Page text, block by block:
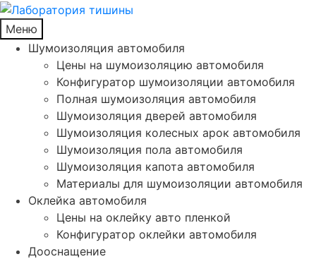
Меню
Шумоизоляция автомобиля
Цены на шумоизоляцию автомобиля
Конфигуратор шумоизоляции автомобиля
Полная шумоизоляция автомобиля
Шумоизоляция дверей автомобиля
Шумоизоляция колесных арок автомобиля
Шумоизоляция пола автомобиля
Шумоизоляция капота автомобиля
Материалы для шумоизоляции автомобиля
Оклейка автомобиля
Цены на оклейку авто пленкой
Конфигуратор оклейки автомобиля
Дооснащение